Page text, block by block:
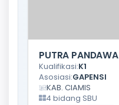
PUTRA PANDAWA
Kualifikasi:K1
Asosiasi:GAPENSI
KAB. CIAMIS
4 bidang SBU